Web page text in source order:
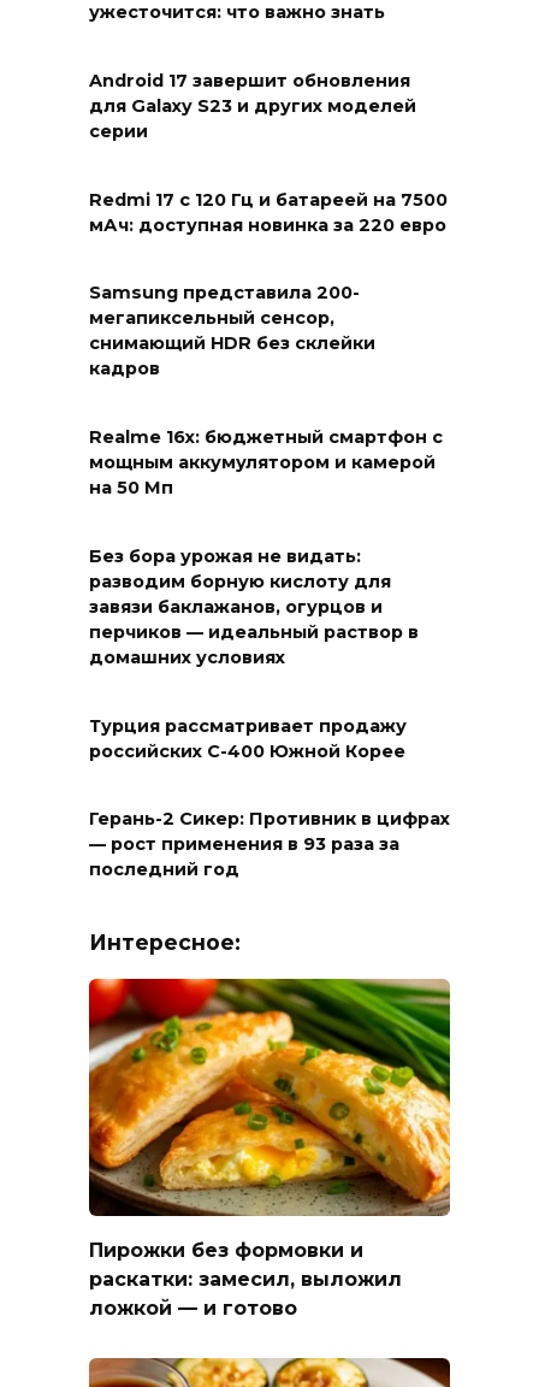
ужесточится: что важно знать
Android 17 завершит обновления
для Galaxy S23 и других моделей
серии
Redmi 17 с 120 Гц и батареей на 7500
мАч: доступная новинка за 220 евро
Samsung представила 200-
мегапиксельный сенсор,
снимающий HDR без склейки
кадров
Realme 16x: бюджетный смартфон с
мощным аккумулятором и камерой
на 50 Мп
Без бора урожая не видать:
разводим борную кислоту для
завязи баклажанов, огурцов и
перчиков — идеальный раствор в
домашних условиях
Турция рассматривает продажу
российских С-400 Южной Корее
Герань-2 Сикер: Противник в цифрах
— рост применения в 93 раза за
последний год
Интересное:
Пирожки без формовки и
раскатки: замесил, выложил
ложкой — и готово